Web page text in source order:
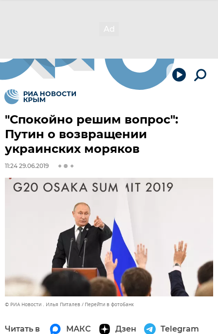
"Спокойно решим вопрос":
Путин о возвращении
украинских моряков
11:24 29.06.2019
© РИА Новости . Илья Питалев Перейти в фотобанк
Читать в МАКС Дзен Telegram